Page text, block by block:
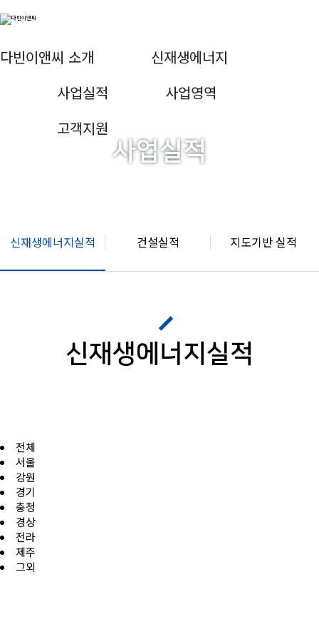
다빈이앤씨 소개
신재생에너지
사업실적
사업영역
고객지원
사업실적
신재생에너지실적 건설실적 지도기반 실적
신재생에너지실적
전체
서울
강원
경기
충청
경상
전라
제주
그외